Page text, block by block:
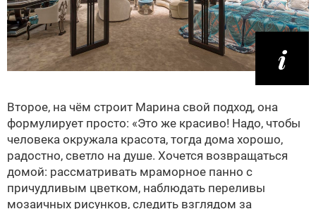
Второе, на чём строит Марина свой подход, она
формулирует просто: «Это же красиво! Надо, чтобы
человека окружала красота, тогда дома хорошо,
радостно, светло на душе. Хочется возвращаться
домой: рассматривать мраморное панно с
причудливым цветком, наблюдать переливы
мозаичных рисунков, следить взглядом за